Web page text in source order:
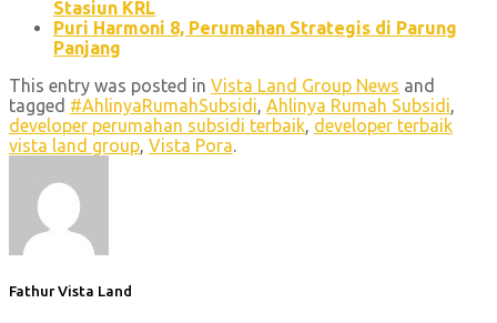
Stasiun KRL
Puri Harmoni 8, Perumahan Strategis di Parung
Panjang
This entry was posted in Vista Land Group News and
tagged #AhlinyaRumahSubsidi, Ahlinya Rumah Subsidi,
developer perumahan subsidi terbaik, developer terbaik
vista land group, Vista Pora.
Fathur Vista Land